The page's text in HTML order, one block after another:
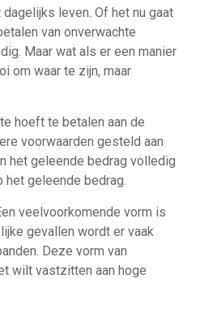
leven. Of het nu gaat
van onverwachte
Maar wat als er een manier
om waar te zijn, maar
hoeft te betalen aan de
voorwaarden gesteld aan
het geleende bedrag volledig
geleende bedrag.
veelvoorkomende vorm is
gevallen wordt er vaak
Deze vorm van
wilt vastzitten aan hoge